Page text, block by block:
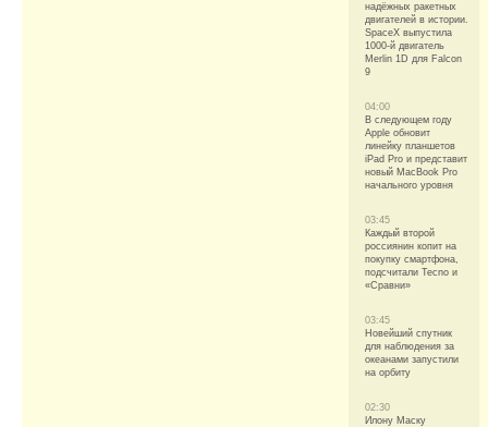
надёжных ракетных
двигателей в истории.
SpaceX выпустила
1000-й двигатель
Merlin 1D для Falcon
9
04:00
В следующем году
Apple обновит
линейку планшетов
iPad Pro и представит
новый MacBook Pro
начального уровня
03:45
Каждый второй
россиянин копит на
покупку смартфона,
подсчитали Tecno и
«Сравни»
03:45
Новейший спутник
для наблюдения за
океанами запустили
на орбиту
02:30
Илону Маску